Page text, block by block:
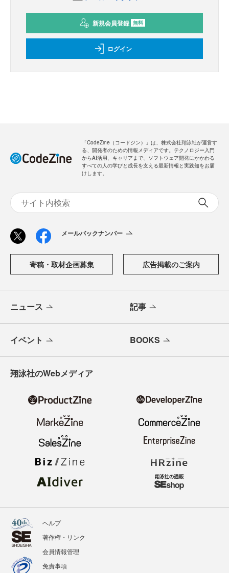
新規会員登録 無料
ログイン
「CodeZine（コードジン）」は、株式会社翔泳社が運営す
る、開発者のための情報メディアです。テクノロジー入門
からAI活用、キャリアまで、ソフトウェア開発にかかわる
すべての人の学びと成長を支える最新情報と実践知をお届
けします。
メールバックナンバー
寄稿・取材企画募集 広告掲載のご案内
ニュース 記事
イベント BOOKS
翔泳社のWebメディア
ヘルプ
著作権・リンク
会員情報管理
免責事項